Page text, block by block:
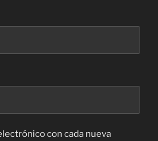
con cada nueva